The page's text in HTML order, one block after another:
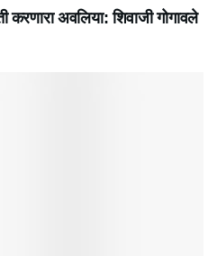
अवलिया: शिवाजी गोगावले